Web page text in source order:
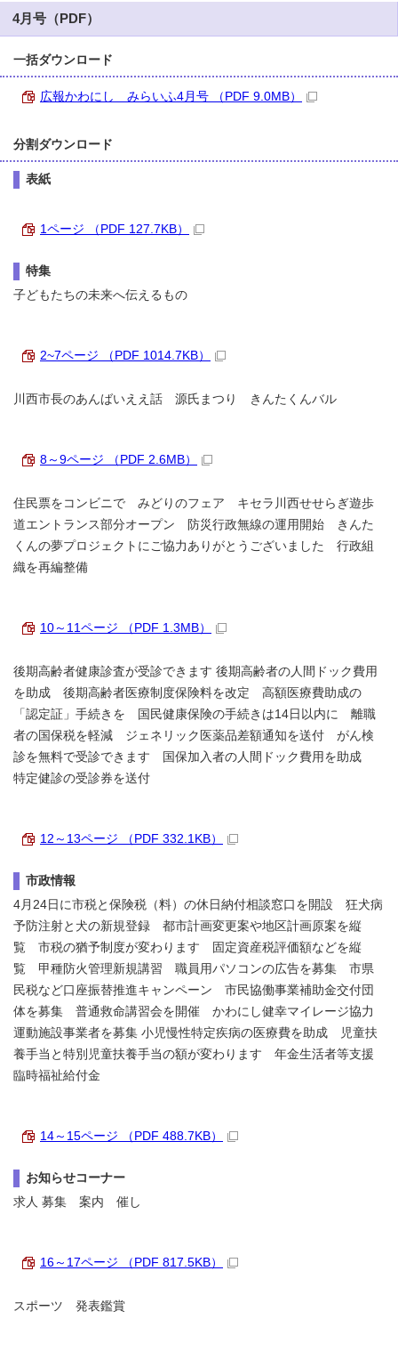
4月号（PDF）
一括ダウンロード
広報かわにし みらいふ4月号 （PDF 9.0MB）
分割ダウンロード
表紙
1ページ （PDF 127.7KB）
特集
子どもたちの未来へ伝えるもの
2~7ページ （PDF 1014.7KB）
川西市長のあんばいええ話 源氏まつり きんたくんバル
8～9ページ （PDF 2.6MB）
住民票をコンビニで みどりのフェア キセラ川西せせらぎ遊歩
道エントランス部分オープン 防災行政無線の運用開始 きんた
くんの夢プロジェクトにご協力ありがとうございました 行政組
織を再編整備
10～11ページ （PDF 1.3MB）
後期高齢者健康診査が受診できます 後期高齢者の人間ドック費用
を助成 後期高齢者医療制度保険料を改定 高額医療費助成の
「認定証」手続きを 国民健康保険の手続きは14日以内に 離職
者の国保税を軽減 ジェネリック医薬品差額通知を送付 がん検
診を無料で受診できます 国保加入者の人間ドック費用を助成
特定健診の受診券を送付
12～13ページ （PDF 332.1KB）
市政情報
4月24日に市税と保険税（料）の休日納付相談窓口を開設 狂犬病
予防注射と犬の新規登録 都市計画変更案や地区計画原案を縦
覧 市税の猶予制度が変わります 固定資産税評価額などを縦
覧 甲種防火管理新規講習 職員用パソコンの広告を募集 市県
民税など口座振替推進キャンペーン 市民協働事業補助金交付団
体を募集 普通救命講習会を開催 かわにし健幸マイレージ協力
運動施設事業者を募集 小児慢性特定疾病の医療費を助成 児童扶
養手当と特別児童扶養手当の額が変わります 年金生活者等支援
臨時福祉給付金
14～15ページ （PDF 488.7KB）
お知らせコーナー
求人 募集 案内 催し
16～17ページ （PDF 817.5KB）
スポーツ 発表鑑賞